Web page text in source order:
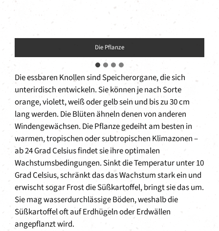
Die Pflanze
Die essbaren Knollen sind Speicherorgane, die sich
unterirdisch entwickeln. Sie können je nach Sorte
orange, violett, weiß oder gelb sein und bis zu 30 cm
lang werden. Die Blüten ähneln denen von anderen
Windengewächsen. Die Pflanze gedeiht am besten in
warmen, tropischen oder subtropischen Klimazonen –
ab 24 Grad Celsius findet sie ihre optimalen
Wachstumsbedingungen. Sinkt die Temperatur unter 10
Grad Celsius, schränkt das das Wachstum stark ein und
erwischt sogar Frost die Süßkartoffel, bringt sie das um.
Sie mag wasserdurchlässige Böden, weshalb die
Süßkartoffel oft auf Erdhügeln oder Erdwällen
angepflanzt wird.